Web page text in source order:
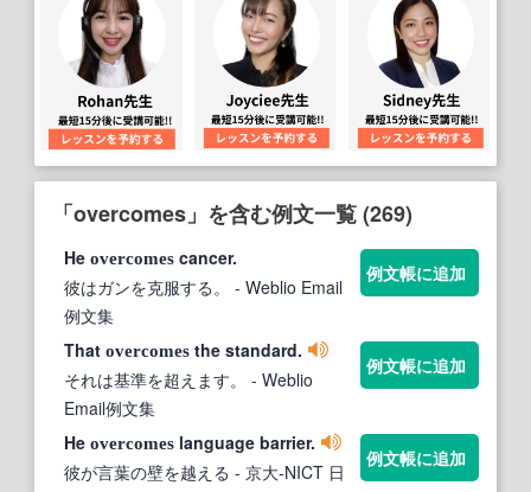
「overcomes」を含む例文一覧 (269)
He overcomes cancer.
彼はガンを克服する。
- Weblio Email
例文集
例文帳に追加
That overcomes the standard.
それは基準を超えます。
- Weblio
Email例文集
例文帳に追加
He overcomes language barrier.
彼が言葉の壁を越える - 京大-NICT 日
例文帳に追加